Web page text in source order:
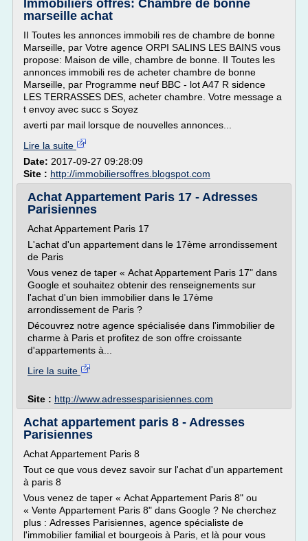
Immobiliers offres: Chambre de bonne
marseille achat
II Toutes les annonces immobili res de chambre de bonne
Marseille, par Votre agence ORPI SALINS LES BAINS vous
propose: Maison de ville, chambre de bonne. II Toutes les
annonces immobili res de acheter chambre de bonne
Marseille, par Programme neuf BBC - lot A47 R sidence
LES TERRASSES DES, acheter chambre. Votre message a
t envoy avec succ s Soyez
averti par mail lorsque de nouvelles annonces...
Lire la suite
Date: 2017-09-27 09:28:09
Site : http://immobiliersoffres.blogspot.com
Achat Appartement Paris 17 - Adresses
Parisiennes
Achat Appartement Paris 17
L'achat d'un appartement dans le 17ème arrondissement
de Paris
Vous venez de taper « Achat Appartement Paris 17" dans
Google et souhaitez obtenir des renseignements sur
l'achat d'un bien immobilier dans le 17ème
arrondissement de Paris ?
Découvrez notre agence spécialisée dans l'immobilier de
charme à Paris et profitez de son offre croissante
d'appartements à...
Lire la suite
Site : http://www.adressesparisiennes.com
Achat appartement paris 8 - Adresses
Parisiennes
Achat Appartement Paris 8
Tout ce que vous devez savoir sur l'achat d'un appartement
à paris 8
Vous venez de taper « Achat Appartement Paris 8" ou
« Vente Appartement Paris 8" dans Google ? Ne cherchez
plus : Adresses Parisiennes, agence spécialiste de
l'immobilier familial et bourgeois à Paris, et là pour vous